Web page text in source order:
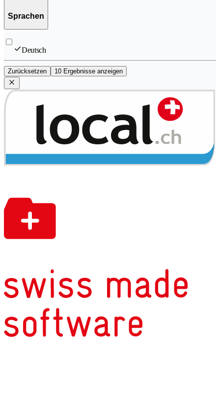
Sprachen
Deutsch
Zurücksetzen 10 Ergebnisse anzeigen